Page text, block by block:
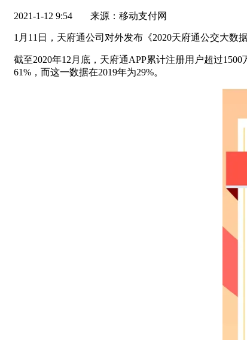
2021-1-12 9:54 来源：移动支付网
1月11日，天府通公司对外发布《2020天府通公交大数
截至2020年12月底，天府通APP累计注册用户超过
61%，而这一数据在2019年为29%。